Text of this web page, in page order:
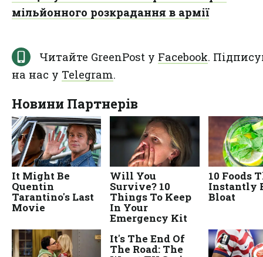
мільйонного розкрадання в армії
Читайте GreenPost у Facebook.
на нас у Telegram.